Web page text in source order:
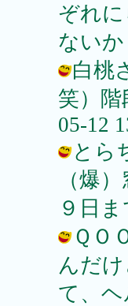
ぞれ
ない
白桃
笑）
05-12
とら
（爆
９日
ＱＯ
んだ
て、